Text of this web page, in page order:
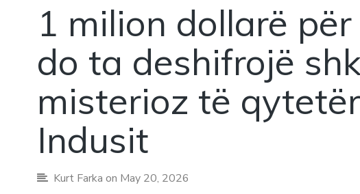
1 milion dollarë
do ta deshifrojë
misterioz të
Indusit
Kurt Farka on May 20, 2026